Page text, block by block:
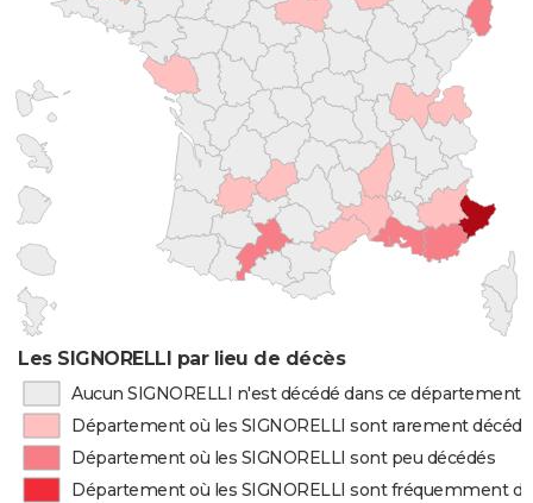
Les SIGNORELLI par lieu de décès
Aucun SIGNORELLI n'est décédé dans ce département
Département où les SIGNORELLI sont rarement
Département où les SIGNORELLI sont peu décédés
Département où les SIGNORELLI sont fréquemment